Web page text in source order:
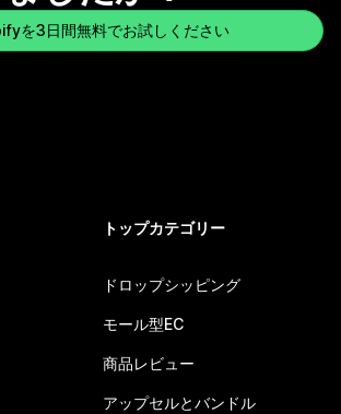
を3日間無料でお試しください
トップカテゴリー
ドロップシッピング
モール型EC
商品レビュー
アップセルとバンドル